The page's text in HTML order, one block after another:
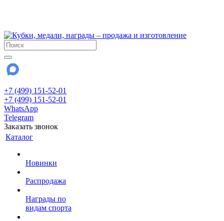
+7 (499) 151-52-01
+7 (499) 151-52-01
WhatsApp
Telegram
Заказать звонок
Каталог
Новинки
Распродажа
Награды по
видам спорта